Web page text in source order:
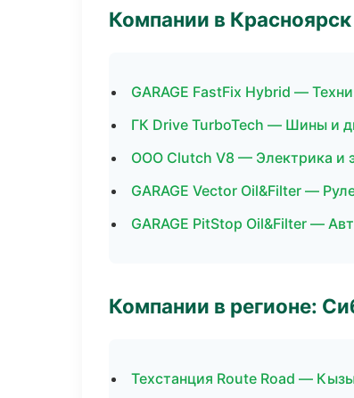
Компании в Красноярск
GARAGE FastFix Hybrid —
ГК Drive TurboTech — Шины и
ООО Clutch V8 — Электрика и
GARAGE Vector Oil&Filter —
GARAGE PitStop Oil&Filter —
Компании в регионе:
Техстанция Route Road —